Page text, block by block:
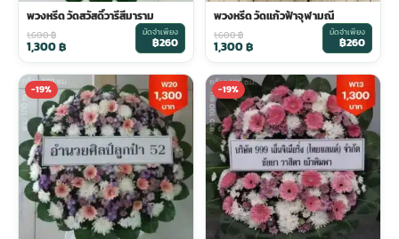
พวงหรีด วัดสวัสดิ์วารีสีมาราม
1,600฿
1,300฿
มัดจำเพียง
฿260
พวงหรีด วัดแก้วฟ้าจุฬามณี
1,600฿
1,300฿
มัดจำเพียง
฿260
-19% -19%